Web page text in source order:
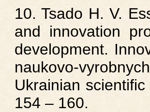
10. Tsado H. V.
and innovation
development.
naukovo-
Ukrainian
154 – 160.